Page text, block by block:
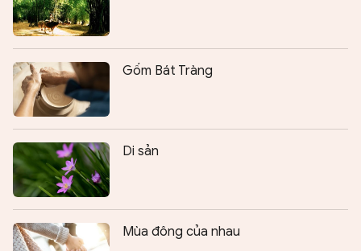
Gốm Bát Tràng
Di sản
Mùa đông của nhau